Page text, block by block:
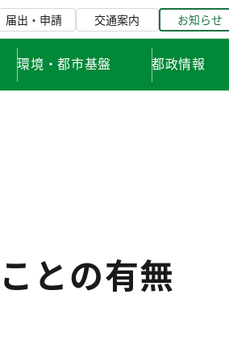
届出・申請 交通案内 お知らせ
環境・都市基盤 都政情報
との有無